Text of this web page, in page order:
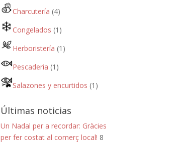
Charcutería (4)
Congelados (1)
Herboristería (1)
Pescaderia (1)
Salazones y encurtidos (1)
Últimas noticias
Un Nadal per a recordar: Gràcies
per fer costat al comerç local! 8